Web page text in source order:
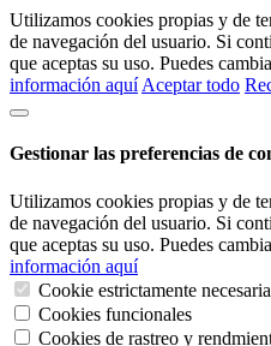
Utilizamos cookies propias y de
de navegación del usuario. Si
que aceptas su uso. Puedes
información aquí Aceptar todo
Gestionar las preferencias de
Utilizamos cookies propias y de
de navegación del usuario. Si
que aceptas su uso. Puedes
información aquí
Cookie estrictamente necesaria
Cookies funcionales
Cookies de rastreo y